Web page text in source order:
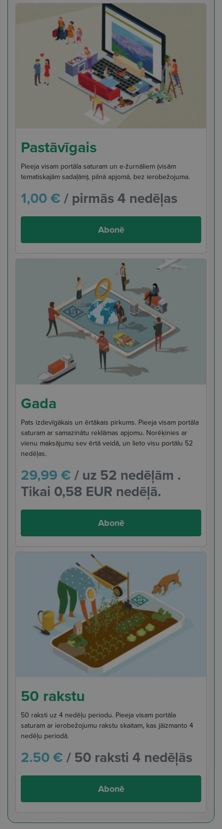
Pastāvīgais
Pieeja visam portāla saturam un e-žurnāliem (visām
tematiskajām sadaļām), pilnā apjomā, bez ierobežojuma.
1,00 € / pirmās 4 nedēļas
Abonē
Gada
Pats izdevīgākais un ērtākais pirkums. Pieeja visam portāla
saturam ar samazinātu reklāmas apjomu. Norēķinies ar
vienu maksājumu sev ērtā veidā, un lieto visu portālu 52
nedēļas.
29,99 € / uz 52 nedēļām .
Tikai 0,58 EUR nedēļā.
Abonē
50 rakstu
50 raksti uz 4 nedēļu periodu. Pieeja visam portāla
saturam ar ierobežojumu rakstu skaitam, kas jāizmanto 4
nedēļu periodā.
2.50 € / 50 raksti 4 nedēļās
Abonē